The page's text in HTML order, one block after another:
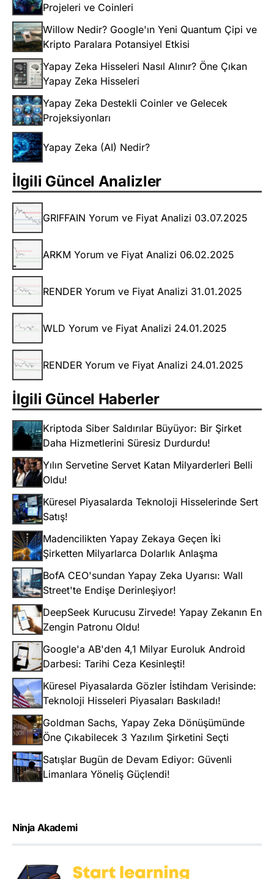
Projeleri ve Coinleri
Willow Nedir? Google'ın Yeni Quantum Çipi ve
Kripto Paralara Potansiyel Etkisi
Yapay Zeka Hisseleri Nasıl Alınır? Öne Çıkan
Yapay Zeka Hisseleri
Yapay Zeka Destekli Coinler ve Gelecek
Projeksiyonları
Yapay Zeka (AI) Nedir?
İlgili Güncel Analizler
GRIFFAIN Yorum ve Fiyat Analizi 03.07.2025
ARKM Yorum ve Fiyat Analizi 06.02.2025
RENDER Yorum ve Fiyat Analizi 31.01.2025
WLD Yorum ve Fiyat Analizi 24.01.2025
RENDER Yorum ve Fiyat Analizi 24.01.2025
İlgili Güncel Haberler
Kriptoda Siber Saldırılar Büyüyor: Bir Şirket
Daha Hizmetlerini Süresiz Durdurdu!
Yılın Servetine Servet Katan Milyarderleri Belli
Oldu!
Küresel Piyasalarda Teknoloji Hisselerinde Sert
Satış!
Madencilikten Yapay Zekaya Geçen İki
Şirketten Milyarlarca Dolarlık Anlaşma
BofA CEO'sundan Yapay Zeka Uyarısı: Wall
Street'te Endişe Derinleşiyor!
DeepSeek Kurucusu Zirvede! Yapay Zekanın En
Zengin Patronu Oldu!
Google'a AB'den 4,1 Milyar Euroluk Android
Darbesi: Tarihi Ceza Kesinleşti!
Küresel Piyasalarda Gözler İstihdam Verisinde:
Teknoloji Hisseleri Piyasaları Baskıladı!
Goldman Sachs, Yapay Zeka Dönüşümünde
Öne Çıkabilecek 3 Yazılım Şirketini Seçti
Satışlar Bugün de Devam Ediyor: Güvenli
Limanlara Yöneliş Güçlendi!
Ninja Akademi